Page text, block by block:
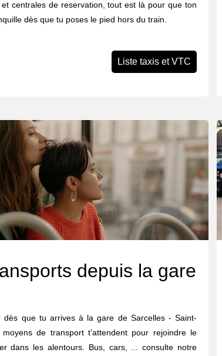
centrales de reservation, tout est là pour que ton
dès que tu poses le pied hors du train.
Liste taxis et VTC
depuis la gare
dès que tu arrives à la gare de Sarcelles - Saint-
de transport t’attendent pour rejoindre le
dans les alentours. Bus, cars, ... consulte notre